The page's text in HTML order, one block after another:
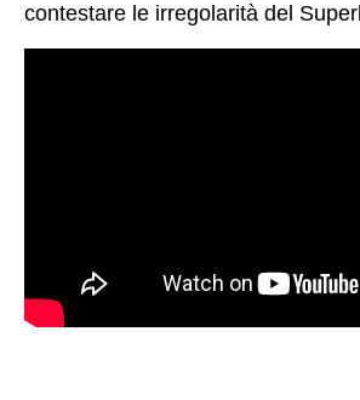
contestare le irregolarità del